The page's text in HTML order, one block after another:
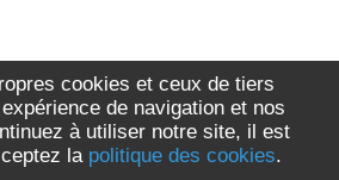
cookies et ceux de tiers
de navigation et nos
à utiliser notre site, il est
la politique des cookies.